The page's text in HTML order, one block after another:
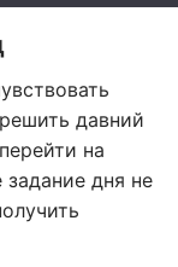
давний
на
дня не